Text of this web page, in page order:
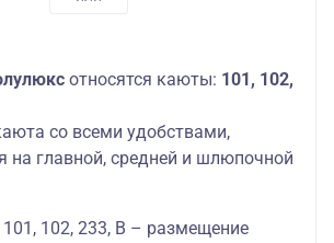
относятся каюты: 101, 102,
со всеми удобствами,
на главной, средней и шлюпочной
102, 233, В – размещение